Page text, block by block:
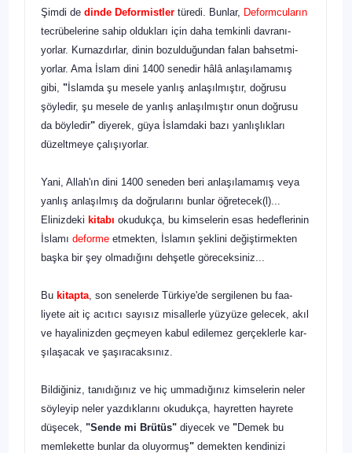
Şimdi de dinde Deformistler türedi. Bunlar, Deformcula­rın
tecrübelerine sahip oldukları için daha temkinli davranı­
yorlar. Kurnazdırlar, dinin bozulduğundan falan bahsetmi­
yorlar. Ama İslam dini 1400 senedir hâlâ anlaşılamamış
gibi, " İslamda şu mesele yanlış anlaşılmıştır, doğrusu
şöyledir, şu mesele de yanlış anlaşılmıştır onun doğrusu
da böyle­dir" diyerek, güya İslamdaki bazı yanlışlıkları
düzeltmeye çalışıyorlar.
Yani, Allah'ın dini 1400 seneden beri anlaşılamamış veya
yanlış anlaşılmış da doğrularını bunlar öğretecek(l)...
Elinizdeki kitabı okudukça, bu kimselerin esas hedefle­rinin
İslamı deforme etmekten, İslamın şeklini değiştirmek­ten
başka bir şey olmadığını dehşetle göreceksiniz...
Bu kitapta , son senelerde Türkiye'de sergilenen bu faa­
liyete ait iç acıtıcı sayısız misallerle yüzyüze gelecek, akıl
ve hayalinizden geçmeyen kabul edilemez gerçeklerle kar­
şılaşacak ve şaşıracaksınız.
Bildiğiniz, tanıdığınız ve hiç ummadığınız kimselerin neler
söyleyip neler yazdıklarını okudukça, hayretten hay­rete
düşecek, "Sende mi Brütüs" diyecek ve "Demek bu
memlekette bunlar da oluyormuş" demekten kendinizi